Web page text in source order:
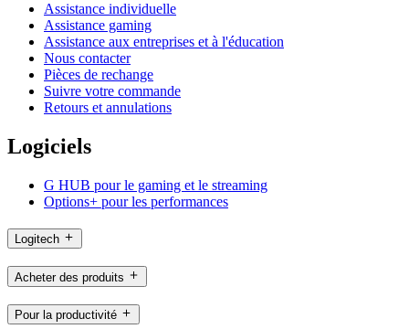
Assistance individuelle
Assistance gaming
Assistance aux entreprises et à l'éducation
Nous contacter
Pièces de rechange
Suivre votre commande
Retours et annulations
Logiciels
G HUB pour le gaming et le streaming
Options+ pour les performances
Logitech
Acheter des produits
Pour la productivité